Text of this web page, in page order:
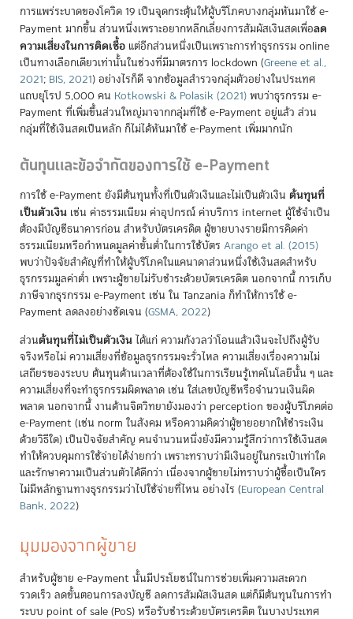
การแพร่ระบาดของโควิด 19 เป็นจุดกระตุ้นให้ผู้บริโภคบางกลุ่มหันมาใช้ e-
Payment มากขึ้น ส่วนหนึ่งเพราะอยากหลีกเลี่ยงการสัมผัสเงินสดเพื่อลด
ความเสี่ยงในการติดเชื้อ แต่อีกส่วนหนึ่งเป็นเพราะการทำธุรกรรม online
เป็นทางเลือกเดียวเท่านั้นในช่วงที่มีมาตรการ lockdown (Greene et al.,
2021; BIS, 2021)อย่างไรก็ดี จากข้อมูลสำรวจกลุ่มตัวอย่างในประเทศ
แถบยุโรป 5,000 คน Kotkowski & Polasik (2021)พบว่าธุรกรรม e-
Payment ที่เพิ่มขึ้นส่วนใหญ่มาจากกลุ่มที่ใช้ e-Payment อยู่แล้ว ส่วน
กลุ่มที่ใช้เงินสดเป็นหลัก ก็ไม่ได้หันมาใช้ e-Payment เพิ่มมากนัก
ต้นทุนและข้อจำกัดของการใช้ e-Payment
การใช้ e-Payment ยังมีต้นทุนทั้งที่เป็นตัวเงินและไม่เป็นตัวเงิน ต้นทุนที่
เป็นตัวเงิน เช่น ค่าธรรมเนียม ค่าอุปกรณ์ ค่าบริการ internet ผู้ใช้จำเป็น
ต้องมีบัญชีธนาคารก่อน สำหรับบัตรเครดิต ผู้ขายบางรายมีการคิดค่า
ธรรมเนียมหรือกำหนดมูลค่าขั้นต่ำในการใช้บัตร Arango et al. (2015)
พบว่าปัจจัยสำคัญที่ทำให้ผู้บริโภคในแคนาดาส่วนหนึ่งใช้เงินสดสำหรับ
ธุรกรรมมูลค่าต่ำ เพราะผู้ขายไม่รับชำระด้วยบัตรเครดิต นอกจากนี้ การเก็บ
ภาษีจากธุรกรรม e-Payment เช่น ใน Tanzania ก็ทำให้การใช้ e-
Payment ลดลงอย่างชัดเจน (GSMA, 2022)
ส่วนต้นทุนที่ไม่เป็นตัวเงินได้แก่ ความกังวลว่าโอนแล้วเงินจะไปถึงผู้รับ
จริงหรือไม่ ความเสี่ยงที่ข้อมูลธุรกรรมจะรั่วไหล ความเสี่ยงเรื่องความไม่
เสถียรของระบบ ต้นทุนด้านเวลาที่ต้องใช้ในการเรียนรู้เทคโนโลยีนั้น ๆ และ
ความเสี่ยงที่จะทำธุรกรรมผิดพลาด เช่น ใส่เลขบัญชีหรือจำนวนเงินผิด
พลาด นอกจากนี้ งานด้านจิตวิทยายังมองว่า perception ของผู้บริโภคต่อ
e-Payment (เช่น norm ในสังคม หรือความคิดว่าผู้ขายอยากให้ชำระเงิน
ด้วยวิธีใด) เป็นปัจจัยสำคัญ คนจำนวนหนึ่งยังมีความรู้สึกว่าการใช้เงินสด
ทำให้ควบคุมการใช้จ่ายได้ง่ายกว่า เพราะทราบว่ามีเงินอยู่ในกระเป๋าเท่าใด
และรักษาความเป็นส่วนตัวได้ดีกว่า เนื่องจากผู้ขายไม่ทราบว่าผู้ซื้อเป็นใคร
ไม่มีหลักฐานทางธุรกรรมว่าไปใช้จ่ายที่ไหน อย่างไร (European Central
Bank, 2022)
มุมมองจากผู้ขาย
สำหรับผู้ขาย e-Payment นั้นมีประโยชน์ในการช่วยเพิ่มความสะดวก
รวดเร็ว ลดขั้นตอนการลงบัญชี ลดการสัมผัสเงินสด แต่ก็มีต้นทุนในการทำ
ระบบ point of sale (PoS) หรือรับชำระด้วยบัตรเครดิต ในบางประเทศ